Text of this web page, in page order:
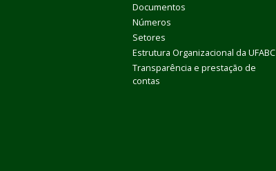
Documentos
Números
Setores
Estrutura Organizacional da UFABC
Transparência e prestação de
contas